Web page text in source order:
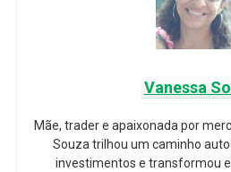
Vanessa
Mãe, trader e apaixonada por
Souza trilhou um caminho
investimentos e transformou